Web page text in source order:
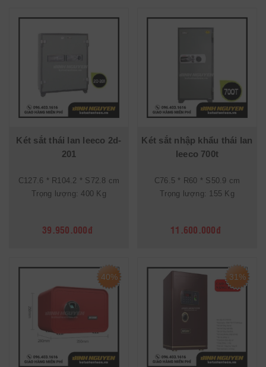
Két sắt thái lan leeco 2d-
201
C127.6 * R104.2 * S72.8 cm
Trọng lượng: 400 Kg
39.950.000đ
Két sắt nhập khẩu thái lan
leeco 700t
C76.5 * R60 * S50.9 cm
Trọng lượng: 155 Kg
11.600.000đ
40% 31%